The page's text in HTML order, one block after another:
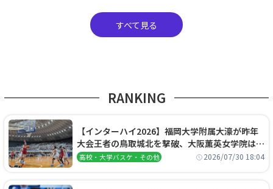
すべて見る
RANKING
【インターハイ2026】福岡大学附属大濠が昨年
大会王者の鳥取城北を撃破、大阪薫英女学院は岐
阜女子に完勝、大会3日目試合結果
高校・大学バスケ・その他 2026/07/30 18:04